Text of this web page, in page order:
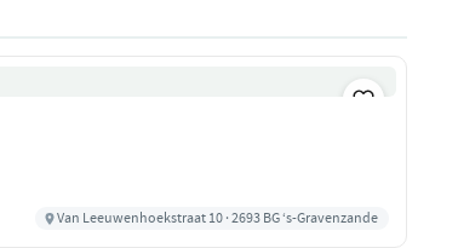
Van Leeuwenhoekstraat 10 · 2693 BG ‘s-Gravenzande